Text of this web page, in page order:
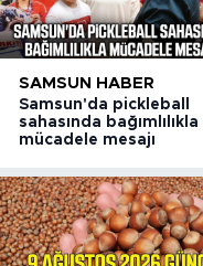
SAMSUN HABER
Samsun'da pickleball
sahasında bağımlılıkla
mücadele mesajı